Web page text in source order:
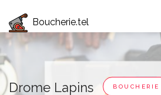
Boucherie.tel
Drome Lapins BOUCHERIE